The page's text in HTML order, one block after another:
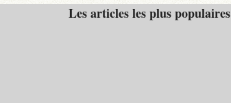
Les articles les plus populaires